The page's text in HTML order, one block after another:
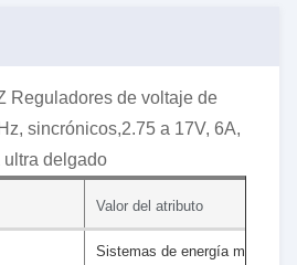
Reguladores de voltaje de
sincrónicos,2.75 a 17V, 6A,
delgado
Valor del atributo
Sistemas de energía